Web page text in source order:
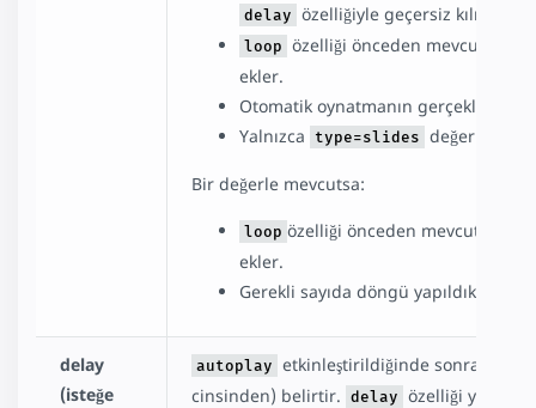
delay özelliğiyle geçersiz kılınabilir.
loop özelliği önceden mevcut
ekler.
Otomatik oynatmanın
Yalnızca type=slides değerine
Bir değerle mevcutsa:
loop özelliği önceden mevcut
ekler.
Gerekli sayıda döngü yapıldıktan
delay
(isteğe
autoplay etkinleştirildiğinde sonraki
cinsinden) belirtir. delay özelliği yalnızca